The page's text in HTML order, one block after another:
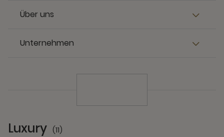
Über uns
Unternehmen
Luxury (11)